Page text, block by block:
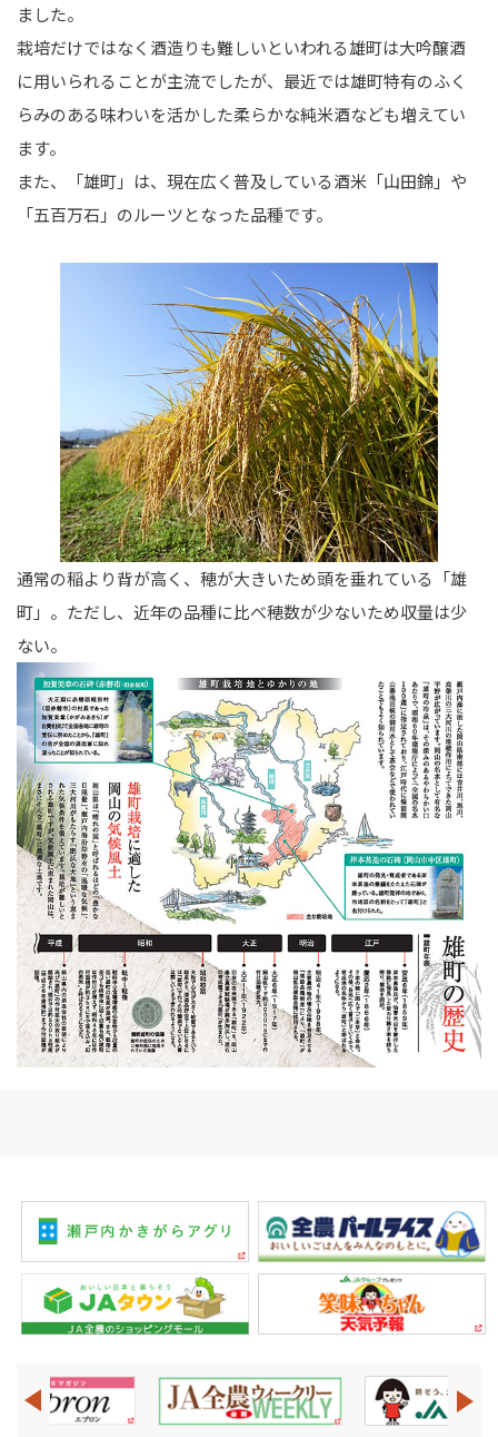
ました。
栽培だけではなく酒造りも難しいといわれる雄町は大吟醸酒
に用いられることが主流でしたが、最近では雄町特有のふく
らみのある味わいを活かした柔らかな純米酒なども増えてい
ます。
また、「雄町」は、現在広く普及している酒米「山田錦」や
「五百万石」のルーツとなった品種です。
通常の稲より背が高く、穂が大きいため頭を垂れている「雄
町」。ただし、近年の品種に比べ穂数が少ないため収量は少
ない。